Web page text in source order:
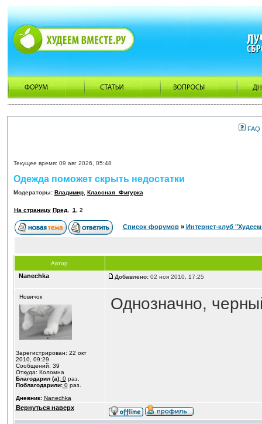
FAQ
Текущее время: 09 авг 2026, 05:48
Одежда поможет скрыть недостатки
Модераторы: Владимир, Классная_Фигурка
На страницу Пред. 1 2
Список форумов» Интернет-клуб
Автор
Nanechka Добавлено:02 ноя 2010, 17:25
Новичок
Зарегистрирован: 22 окт
2010, 09:29
Сообщений: 39
Откуда: Коломна
Благодарил (а):0раз.
Поблагодарили:0раз.
Дневник: Nanechka
Однозначно,
Вернуться наверх